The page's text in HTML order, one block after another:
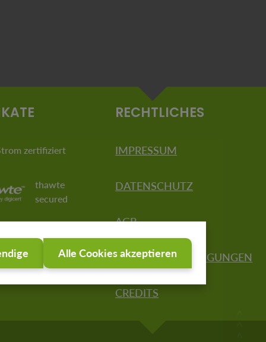
zertifiziert
thawte
secured
RECHTLICHES
IMPRESSUM
DATENSCHUTZ
AGB
NUTZUNGSBEDINGUNGEN
CREDITS
Alle Cookies akzeptieren